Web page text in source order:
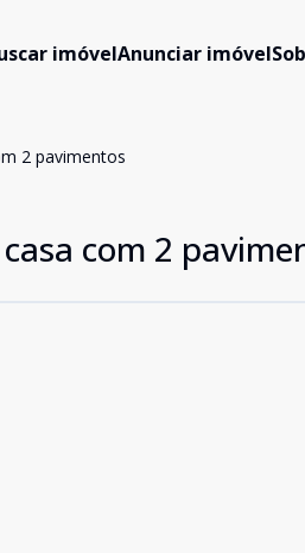
imóvelAnunciar imóvel
2 pavimentos
com 2